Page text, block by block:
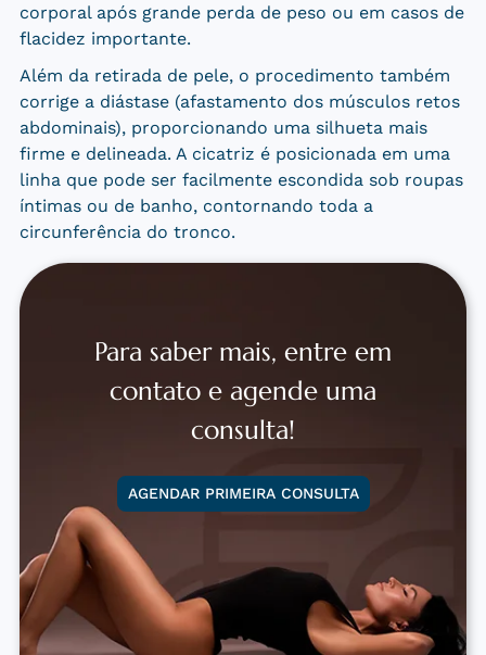
corporal após grande perda de peso ou em casos de
flacidez importante.
Além da retirada de pele, o procedimento também
corrige a diástase (afastamento dos músculos retos
abdominais), proporcionando uma silhueta mais
firme e delineada. A cicatriz é posicionada em uma
linha que pode ser facilmente escondida sob roupas
íntimas ou de banho, contornando toda a
circunferência do tronco.
Para saber mais, entre em
contato e agende uma
consulta!
AGENDAR PRIMEIRA CONSULTA